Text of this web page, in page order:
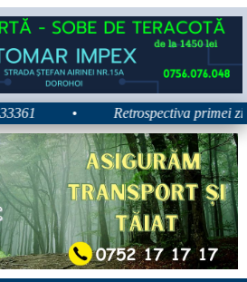
Retrospectiva primei zile la